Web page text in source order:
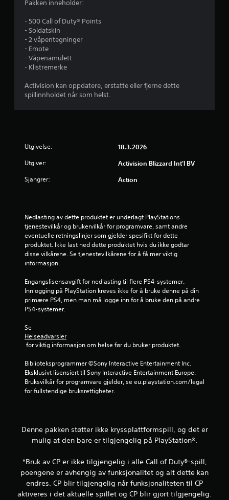
j
e
n
e
v
5
a
8
8
v
Pakken inneholder:
- 500 Call of Duty® Points
- Soldatskin
- 2 våpentegninger
- Emote
- Våpenamulett
- Klistremerke
Activision kan oppdatere, erstatte eller fjerne dette
spillinnholdet når som helst.
Utgivelse: 18.3.2026
Utgiver: Activision Blizzard Int'l BV
Sjangrer: Action
Nedlasting av dette produktet er underlagt PlayStations
tjenestevilkår og brukervilkår for programvare, samt andre
eventuelle retningslinjer som gjelder spesifikt for dette
produktet. Ikke last ned dette produktet hvis du ikke godtar
disse vilkårene. Se tjenestevilkårene for å få mer viktig
informasjon.
Engangslisensavgift for nedlasting til flere PS4-systemer.
Innlogging på PlayStation kreves ikke for å bruke denne på din
primære PS4, men man må logge inn for å bruke den på andre
PS4-systemer.
Se
Helseadvarsler
for viktig informasjon om helse før du bruker produktet.
Biblioteksprogrammer ©Sony Interactive Entertainment Inc.
Eksklusivt lisensiert til Sony Interactive Entertainment Europe.
Bruksvilkår for programvare gjelder, se eu.playstation.com/legal
for fullstendige bruksrettigheter.
Denne pakken støtter ikke kryssplattformspill, og det er
mulig at den bare er tilgjengelig på PlayStation®.
*Bruk av CP er ikke tilgjengelig i alle Call of Duty®-spill,
poengene er avhengig av funksjonalitet og alt dette kan
endres. CP blir tilgjengelig når funksjonaliteten til CP
aktiveres i det aktuelle spillet og CP blir gjort tilgjengelig.